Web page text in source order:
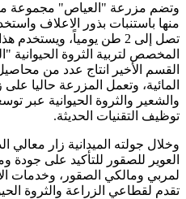
وتضم مزرعة "العياص" مجموعة
منها باستنبات بذور الاعلاف
تصل إلى 2 طن يومياً،
المخصص لتربية الثروة الحيوانية
القسم الأخير انتاج عدد من
المائية، وتعمل المزرعة حاليا
والشعير والثروة الحيوانية عبر
توظيف التقنيات الحديثة.
وخلال جولته الميدانية زار معالي
العوير للصقور للتأكيد على جودة
لمربي ومالكي الصقور، وخدمات
تقدم لقطاعي الزراعة والثروة